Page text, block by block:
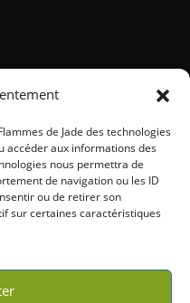
de Jade des technologies
accéder aux informations des
nous permettra de
de navigation ou les ID
ou de retirer son
sur certaines caractéristiques